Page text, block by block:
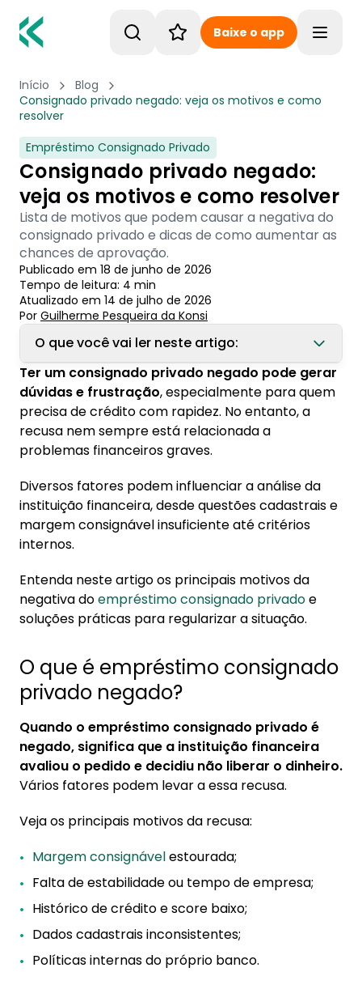
Baixe o app
Início
Blog
Consignado privado negado: veja os motivos e como
resolver
Empréstimo Consignado Privado
Consignado privado negado:
veja os motivos e como resolver
Lista de motivos que podem causar a negativa do
consignado privado e dicas de como aumentar as
chances de aprovação.
Publicado em 18 de junho de 2026
Tempo de leitura: 4 min
Atualizado em 14 de julho de 2026
Por Guilherme Pesqueira da Konsi
O que você vai ler neste artigo:
1. O que é empréstimo consignado privado
negado?
1.1. Diferença entre análise de crédito e
aprovação automática
2. Consignado privado negado: como resolver
2.1. Quanto tempo esperar para solicitar
novamente?
do consignado CLT
Ter um consignado privado negado pode gerar
dúvidas e frustração, especialmente para quem
precisa de crédito com rapidez. No entanto, a
recusa nem sempre está relacionada a
problemas financeiros graves.
Diversos fatores podem influenciar a análise da
instituição financeira, desde questões cadastrais e
margem consignável insuficiente até critérios
internos.
Entenda neste artigo os principais motivos da
negativa doempréstimo consignado privadoe
soluções práticas para regularizar a situação.
O que é empréstimo consignado
privado negado?
Quando o empréstimo consignado privado é
negado, significa que a instituição financeira
avaliou o pedido e decidiu não liberar o dinheiro.
Vários fatores podem levar a essa recusa.
Veja os principais motivos da recusa:
Margem consignávelestourada;
Falta de estabilidade ou tempo de empresa;
Histórico de crédito e score baixo;
Dados cadastrais inconsistentes;
Políticas internas do próprio banco.